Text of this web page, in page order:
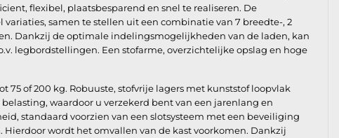
flexibel, plaatsbesparend en snel te realiseren. De
samen te stellen uit een combinatie van 7 breedte-, 2
Dankzij de optimale indelingsmogelijkheden van de laden, kan
legbordstellingen. Een stofarme, overzichtelijke opslag en hoge
of 200 kg. Robuuste, stofvrije lagers met kunststof loopvlak
waardoor u verzekerd bent van een jarenlang en
standaard voorzien van een slotsysteem met een beveiliging
wordt het omvallen van de kast voorkomen. Dankzij